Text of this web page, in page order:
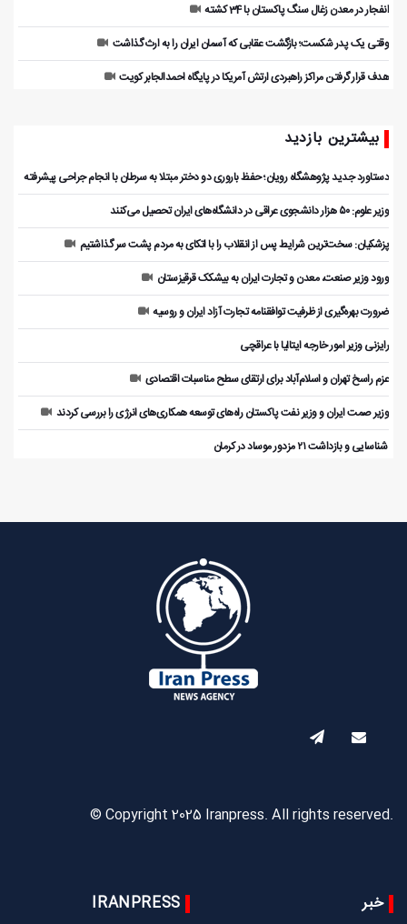
انفجار در معدن زغال سنگ پاکستان با 34 کشته
وقتی یک پدر شکست؛ بازگشت عقابی که آسمان ایران را به ارث گذاشت
هدف قرار گرفتن مراکز راهبردی ارتش آمریکا در پایگاه احمدالجابر کویت
بیشترین بازدید
دستاورد جدید پژوهشگاه رویان؛ حفظ باروری دو دختر مبتلا به سرطان با انجام جراحی پیشرفته
وزیر علوم: ۵۰ هزار دانشجوی عراقی در دانشگاه‌های ایران تحصیل می‌کنند
پزشکیان: سخت‌ترین شرایط پس از انقلاب را با اتکای به مردم پشت سر گذاشتیم
ورود وزیر صنعت، معدن و تجارت ایران به بیشکک قرقیزستان
ضرورت بهره‌گیری از ظرفیت توافقنامه تجارت آزاد ایران و روسیه
رایزنی وزیر امور خارجه ایتالیا با عراقچی
عزم راسخ تهران و اسلام‌آباد برای ارتقای سطح مناسبات اقتصادی
وزیر صمت ایران و وزیر نفت پاکستان راه‌های توسعه همکاری‌های انرژی را بررسی کردند
️ شناسایی و بازداشت ۲۱ مزدور موساد در کرمان
© Copyright 2025 Iranpress. All rights reserved.
خبر IRANPRESS